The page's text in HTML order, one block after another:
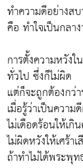
ทำความดีอย่างส
คือ ทำใจเป็นกลา
การตั้งความหวัง
ทั่วไป ซึ่งก็ไม่ผิด
แต่ก็จะถูกต้องกว่
เมื่อรู้ว่าเป็นควา
ไม่เดือดร้อนให้เกิ
ไม่ผิดหวังให้เศร้า
ถ้าทำไม่ได้พระพุท